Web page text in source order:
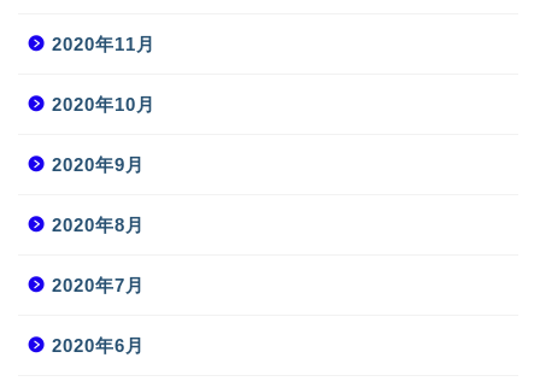
2020年11月
2020年10月
2020年9月
2020年8月
2020年7月
2020年6月